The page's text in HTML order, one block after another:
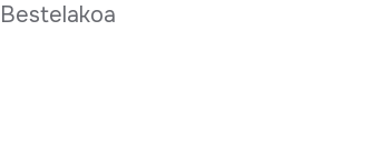
Bestelakoa